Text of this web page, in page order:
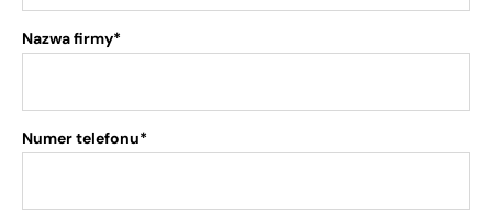
Nazwa firmy*
Numer telefonu*